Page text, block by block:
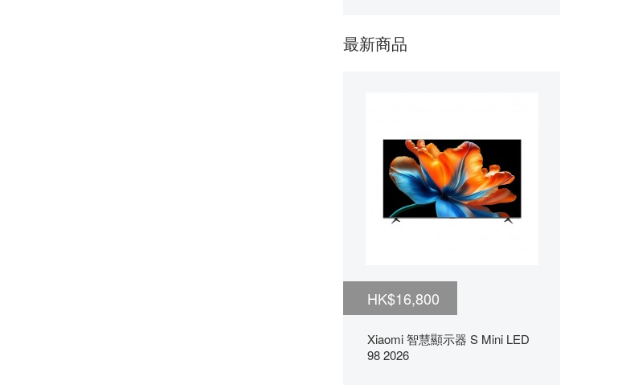
最新商品
HK$16,800
Xiaomi 智慧顯示器 S Mini LED
98 2026